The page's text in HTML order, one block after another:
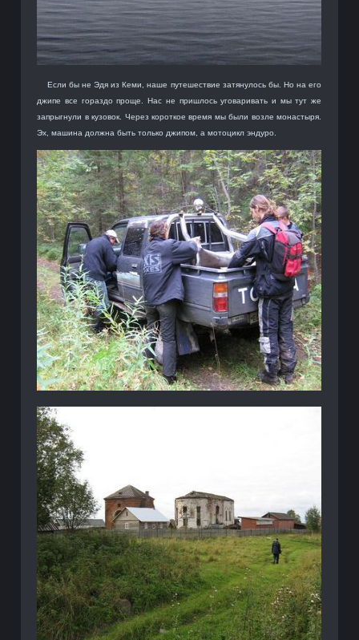
Если бы не Эдя из Кеми, наше путешествие затянулось бы. Но на его
джипе все гораздо проще. Нас не пришлось уговаривать и мы тут же
запрыгнули в кузовок. Через короткое время мы были возле монастыря.
Эх, машина должна быть только джипом, а мотоцикл эндуро.